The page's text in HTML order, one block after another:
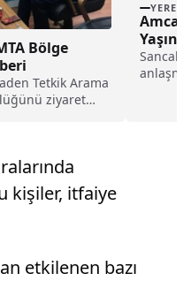
Bölge
Tetkik Arama
ziyaret
YEREL
Amca
kişiler, itfaiye
etkilenen bazı